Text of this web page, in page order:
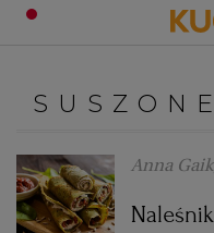
Anna